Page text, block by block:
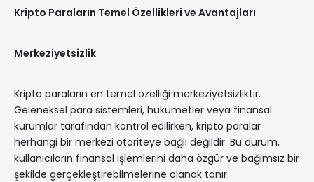
Kripto Paraların Temel Özellikleri ve Avantajları
Merkeziyetsizlik
Kripto paraların en temel özelliği merkeziyetsizliktir.
Geleneksel para sistemleri, hükümetler veya finansal
kurumlar tarafından kontrol edilirken, kripto paralar
herhangi bir merkezi otoriteye bağlı değildir. Bu durum,
kullanıcıların finansal işlemlerini daha özgür ve bağımsız bir
şekilde gerçekleştirebilmelerine olanak tanır.